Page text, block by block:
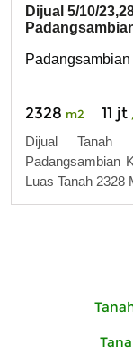
Dijual 5/10/
2328 m2 11 jt
Dijual Tanah
Padangsambian
Luas Tanah 2328